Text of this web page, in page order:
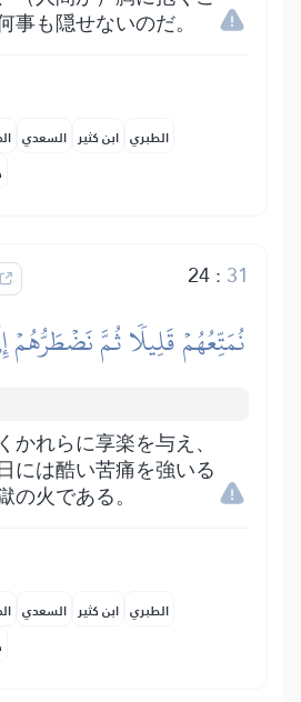
事も隠せないのだ。
السعدي ابن كثير الطبري
24: 31
نُمَتِّعُهُمۡ قَلِيلٗا ثُمَّ
かれらに享楽を与え、
には酷い苦痛を強いる
の火である。
السعدي ابن كثير الطبري